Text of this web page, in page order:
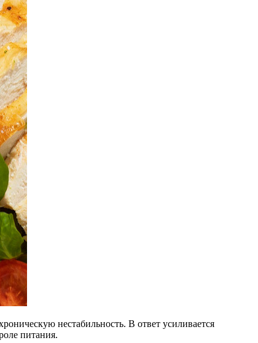
нестабильность. В ответ усиливается
питания.